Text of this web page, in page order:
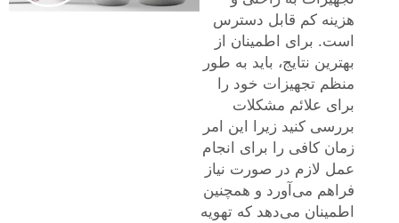
هزینه کم قابل دسترس
است. برای اطمینان از
بهترین نتایج، باید به طور
منظم تجهیزات خود را
برای علائم مشکلات
بررسی کنید زیرا این امر
زمان کافی را برای انجام
عمل لازم در صورت نیاز
فراهم می‌آورد و همچنین
اطمینان می‌دهد که تهویه